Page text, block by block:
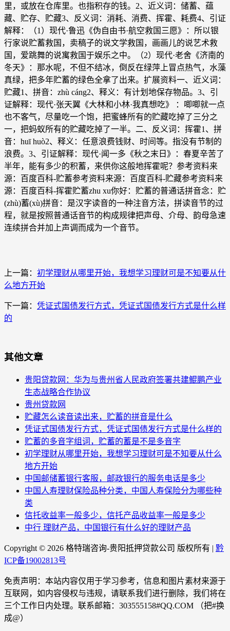
里，或放在仓库里。也指积存的钱。2、近义词：储蓄、蕴
藏、贮存、贮藏3、反义词：消耗、消费、挥霍、耗费4、引证
解释：（1）现代·鲁迅《伪自由书·航空救国三愿》：所以银
行家说贮蓄救国，卖稿子的说文学救国，画画儿的说艺术救
国，爱跳舞的说寓救国于娱乐之中。（2）现代·老舍《济南的
冬天》：那水呢，不但不结冰，倒反在绿萍上冒点热气，水藻
真绿，把多年贮蓄的绿色全拿了出来。扩展资料一、近义词：
贮藏1、拼音：zhù cáng2、释义：有计划地保存物品。3、引
证解释：现代·张天翼《大林和小林·我真想吃》 ：唧唧就一点
也不客气，尽量吃一个饱，把蜜蜂所有的贮藏吃掉了三分之
一，把蚂蚁所有的贮藏吃掉了一半。二、反义词：挥霍1、拼
音：huī huò2、释义：任意浪费钱财、时间等。指没有节制的
浪费。3、引证解释：现代·闻一多《秋之末日》：春夏辛苦了
半年，能有多少的积蓄，来供你这般地挥霍呢？参考资料来
源：百度百科-贮蓄参考资料来源：百度百科-贮藏参考资料来
源：百度百科-挥霍贮蓄zhu xu你好：贮蓄的普通话拼音念：贮
(zhù)蓄(xù)拼音：是汉字读音的一种注音方法，拼读音节的过
程，就是按照普通话音节的构成规律把声母、介母、韵母急速
连续拼合并加上声调而成为一个音节。
上一篇： 初学理财从哪里开始，我想学习理财可是不知要从什
么地方开始
下一篇： 凭证式国债发行方式，凭证式国债发行方式是什么样
的
其他文章
贵阳贷款网：华为与贵州省人民政府签署共建鲲鹏产业
生态战略合作协议
贵州贷款网
贮藏怎么读音读出来，贮蓄的拼音是什么
凭证式国债发行方式，凭证式国债发行方式是什么样的
贮蓄的多音字组词，贮蓄的蓄是不是多音字
初学理财从哪里开始，我想学习理财可是不知要从什么
地方开始
中国邮储蓄银行客服，邮政银行的服务电话是多少
中国人寿理财保险品种分类，中国人寿保险分为哪些种
类
信托收益率一般多少，信托产品收益率一般是多少
中行 理财产品，中国银行有什么好的理财产品
Copyright © 2026 格特瑞咨询-贵阳抵押贷款公司 版权所有 | 黔
ICP备19002813号
免责声明：本站内容仅用于学习参考，信息和图片素材来源于
互联网，如内容侵权与违规，请联系我们进行删除，我们将在
三个工作日内处理。联系邮箱：303555158#QQ.COM （把#换
成@）